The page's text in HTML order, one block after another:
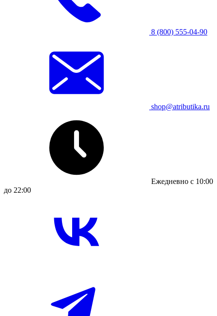
8 (800) 555-04-90
shop@atributika.ru
Ежедневно с 10:00
до 22:00